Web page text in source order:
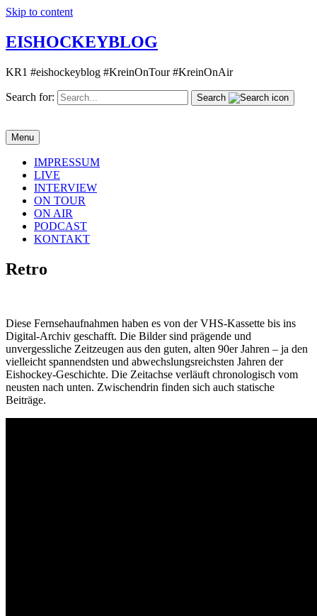
Skip to content
EISHOCKEYBLOG
KR1 #eishockeyblog #KreinOnTour #KreinOnAir
Search for: Search
Menu
IMPRESSUM
LIVE
INTERVIEW
ON TOUR
ON AIR
PODCAST
KONTAKT
Retro
Diese Fernsehaufnahmen haben es von der VHS-Kassette bis ins
Digital-Archiv geschafft. Die Bilder sind prägende und
unvergessliche Zeitzeugen aus den guten, alten 90er Jahren – ja den
vielleicht spannendsten und abwechslungsreichsten Jahren der
Eishockey-Geschichte. Die Zeitachse verläuft chronologisch vom
neusten nach unten. Zwischendrin finden sich auch statische
Beiträge.